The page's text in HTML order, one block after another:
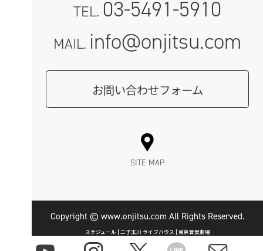
スケジュール | 二子玉川 ライブハウス | 東京音実劇場
TEL. 03-5491-5910
MAIL. info@onjitsu.com
お問い合わせフォーム
SITE MAP
Copyright © www.onjitsu.com All Rights Reserved.